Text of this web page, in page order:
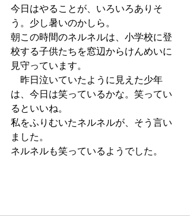
今日はやることが、いろいろありそ
う。少し暑いのかしら。
朝この時間のネルネルは、小学校に登
校する子供たちを窓辺からけんめいに
見守っています。
昨日泣いていたように見えた少年
は、今日は笑っているかな。笑ってい
るといいね。
私をふりむいたネルネルが、そう言い
ました。
ネルネルも笑っているようでした。